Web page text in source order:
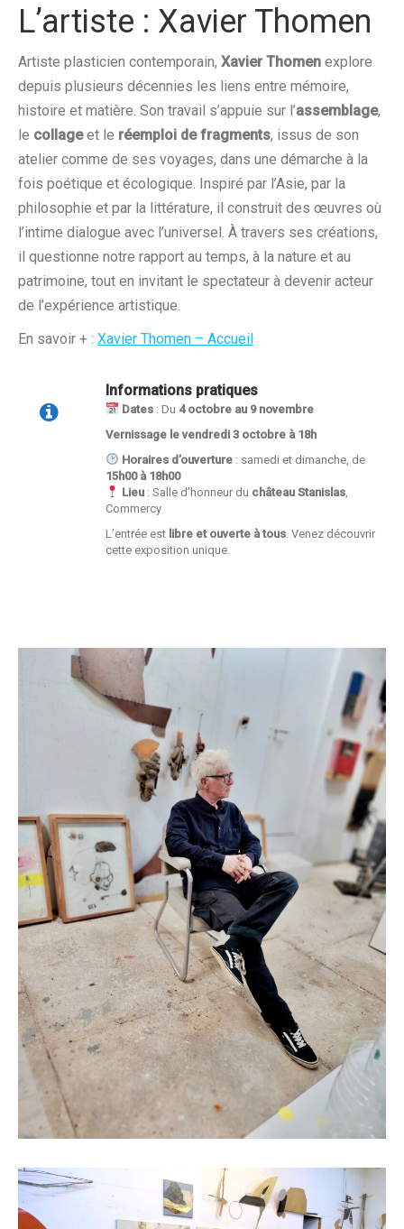
L’artiste : Xavier Thomen
Artiste plasticien contemporain, Xavier Thomen explore
depuis plusieurs décennies les liens entre mémoire,
histoire et matière. Son travail s’appuie sur l’assemblage,
le collageet le réemploi de fragments, issus de son
atelier comme de ses voyages, dans une démarche à la
fois poétique et écologique. Inspiré par l’Asie, par la
philosophie et par la littérature, il construit des œuvres où
l’intime dialogue avec l’universel. À travers ses créations,
il questionne notre rapport au temps, à la nature et au
patrimoine, tout en invitant le spectateur à devenir acteur
de l’expérience artistique.
En savoir + : Xavier Thomen – Accueil
Informations pratiques
Dates: Du 4 octobre au 9 novembre
Vernissage le vendredi 3 octobre à 18h
Horaires d’ouverture: samedi et dimanche, de
15h00 à 18h00
Lieu: Salle d’honneur du château Stanislas,
Commercy
L’entrée est libre et ouverte à tous . Venez découvrir
cette exposition unique.